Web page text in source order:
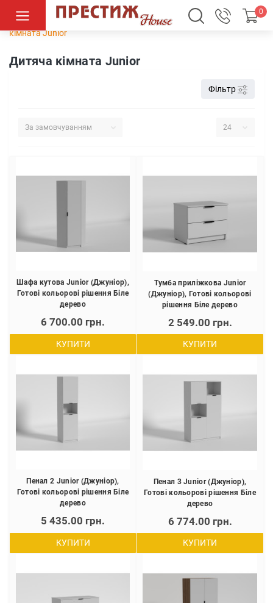
0
Дитячі кімнати Модульні дитячі кімнати
Дитяча
кімната Junior
Дитяча кімната Junior
Фільтр
Шафа кутова Junior (Джуніор),
Готові кольорові рішення Біле
дерево
6 700.00 грн.
КУПИТИ
Тумба приліжкова Junior
(Джуніор), Готові кольорові
рішення Біле дерево
2 549.00 грн.
КУПИТИ
Пенал 2 Junior (Джуніор),
Готові кольорові рішення Біле
дерево
5 435.00 грн.
КУПИТИ
Пенал 3 Junior (Джуніор),
Готові кольорові рішення Біле
дерево
6 774.00 грн.
КУПИТИ